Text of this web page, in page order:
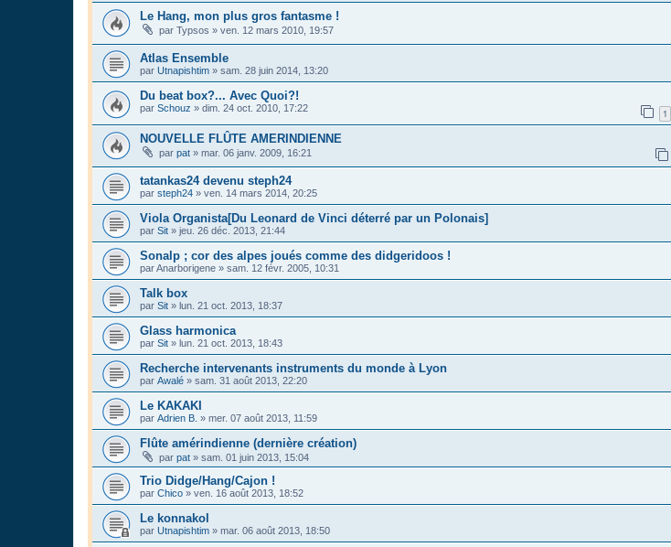
Le Hang, mon plus gros fantasme !
par Typsos » ven. 12 mars 2010, 19:57
Atlas Ensemble
par Utnapishtim » sam. 28 juin 2014, 13:20
Du beat box?... Avec Quoi?!
par Schouz » dim. 24 oct. 2010, 17:22 1
NOUVELLE FLÛTE AMERINDIENNE
par pat » mar. 06 janv. 2009, 16:21
tatankas24 devenu steph24
par steph24 » ven. 14 mars 2014, 20:25
Viola Organista[Du Leonard de Vinci déterré par un Polonais]
par Sit » jeu. 26 déc. 2013, 21:44
Sonalp ; cor des alpes joués comme des didgeridoos !
parAnarborigene » sam. 12 févr. 2005, 10:31
Talk box
par Sit » lun. 21 oct. 2013, 18:37
Glass harmonica
par Sit » lun. 21 oct. 2013, 18:43
Recherche intervenants instruments du monde à Lyon
par Awalé » sam. 31 août 2013, 22:20
Le KAKAKI
par Adrien B. » mer. 07 août 2013, 11:59
Flûte amérindienne (dernière création)
par pat » sam. 01 juin 2013, 15:04
Trio Didge/Hang/Cajon !
par Chico » ven. 16 août 2013, 18:52
Le konnakol
par Utnapishtim » mar. 06 août 2013, 18:50